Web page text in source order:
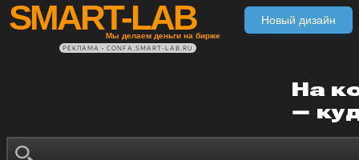
SMART-LAB
Мы делаем деньги на бирже
Новый дизайн
РЕКЛАМА • CONFA.SMART-LAB.RU